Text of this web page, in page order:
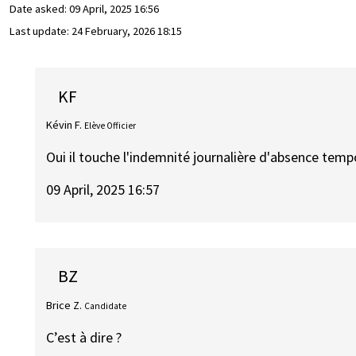
Date asked: 09 April, 2025 16:56
Last update: 24 February, 2026 18:15
KF
Kévin F. Elève Officier
Oui il touche l'indemnité journalière d'absence
09 April, 2025 16:57
BZ
Brice Z. Candidate
C’est à dire ?